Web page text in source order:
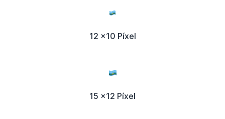
12 x10 Píxel
15 x12 Píxel